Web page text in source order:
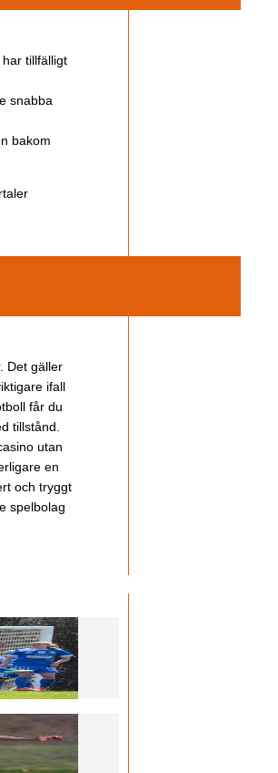
tillfälligt
snabba
bakom
Det gäller
ifall
får du
tillstånd.
utan
en
och tryggt
spelbolag